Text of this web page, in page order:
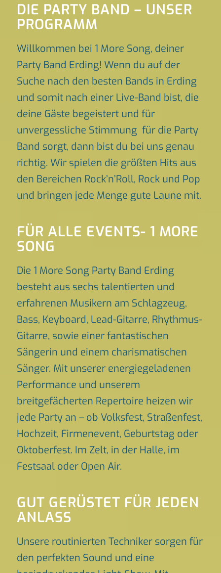
DIE PARTY BAND – UNSER
PROGRAMM
Willkommen bei 1 More Song, deiner
Party Band Erding! Wenn du auf der
Suche nach den besten Bands in Erding
und somit nach einer Live-Band bist, die
deine Gäste begeistert und für
unvergessliche Stimmung für die Party
Band sorgt, dann bist du bei uns genau
richtig. Wir spielen die größten Hits aus
den Bereichen Rock’n’Roll, Rock und Pop
und bringen jede Menge gute Laune mit.
FÜR ALLE EVENTS- 1 MORE
SONG
Die 1 More Song Party Band Erding
besteht aus sechs talentierten und
erfahrenen Musikern am Schlagzeug,
Bass, Keyboard, Lead-Gitarre, Rhythmus-
Gitarre, sowie einer fantastischen
Sängerin und einem charismatischen
Sänger. Mit unserer energiegeladenen
Performance und unserem
breitgefächerten Repertoire heizen wir
jede Party an – ob Volksfest, Straßenfest,
Hochzeit, Firmenevent, Geburtstag oder
Oktoberfest. Im Zelt, in der Halle, im
Festsaal oder Open Air.
GUT GERÜSTET FÜR JEDEN
ANLASS
Unsere routinierten Techniker sorgen für
den perfekten Sound und eine